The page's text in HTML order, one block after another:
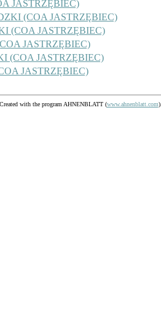
JASTRZĘBIEC)
(COA JASTRZĘBIEC)
(COA JASTRZĘBIEC)
JASTRZĘBIEC)
(COA JASTRZĘBIEC)
JASTRZĘBIEC)
Created with the program AHNENBLATT (www.ahnenblatt.com).